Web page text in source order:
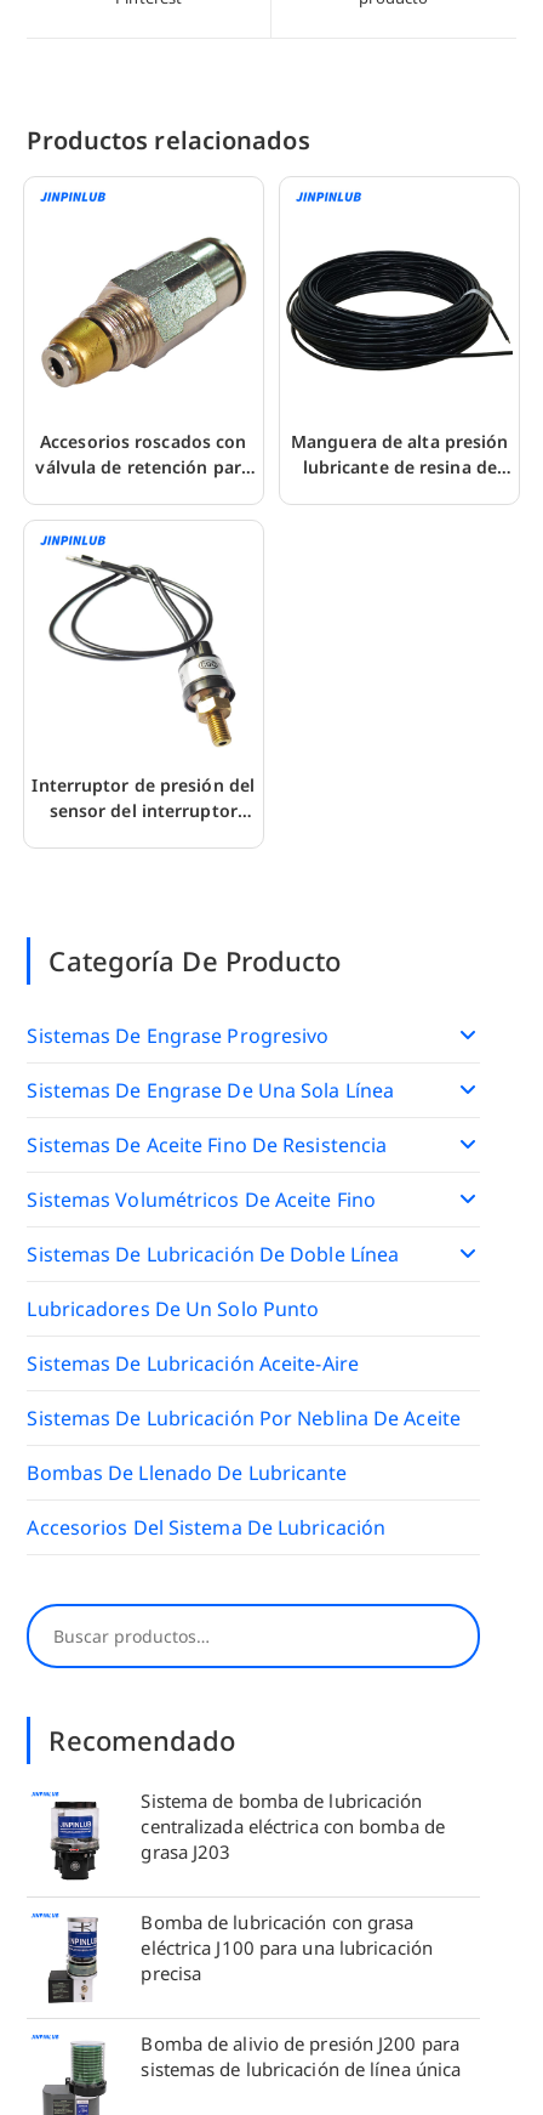
Productos relacionados
Accesorios roscados con
válvula de retención para
Manguera de alta presión
lubricante de resina de
Interruptor de presión del
sensor del interruptor
Categoría De Producto
Sistemas De Engrase Progresivo
Sistemas De Engrase De Una Sola Línea
Sistemas De Aceite Fino De Resistencia
Sistemas Volumétricos De Aceite Fino
Sistemas De Lubricación De Doble Línea
Lubricadores De Un Solo Punto
Sistemas De Lubricación Aceite-Aire
Sistemas De Lubricación Por Neblina De Aceite
Bombas De Llenado De Lubricante
Accesorios Del Sistema De Lubricación
Buscar
Recomendado
Sistema de bomba de lubricación
centralizada eléctrica con bomba de
grasa J203
Bomba de lubricación con grasa
eléctrica J100 para una lubricación
precisa
Bomba de alivio de presión J200 para
sistemas de lubricación de línea única